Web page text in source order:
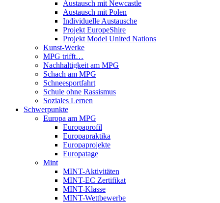
Austausch mit Newcastle
Austausch mit Polen
Individuelle Austausche
Projekt EuropeShire
Projekt Model United Nations
Kunst-Werke
MPG trifft…
Nachhaltigkeit am MPG
Schach am MPG
Schneesportfahrt
Schule ohne Rassismus
Soziales Lernen
Schwerpunkte
Europa am MPG
Europaprofil
Europapraktika
Europaprojekte
Europatage
Mint
MINT-Aktivitäten
MINT-EC Zertifikat
MINT-Klasse
MINT-Wettbewerbe